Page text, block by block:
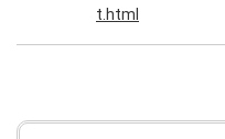
t.html